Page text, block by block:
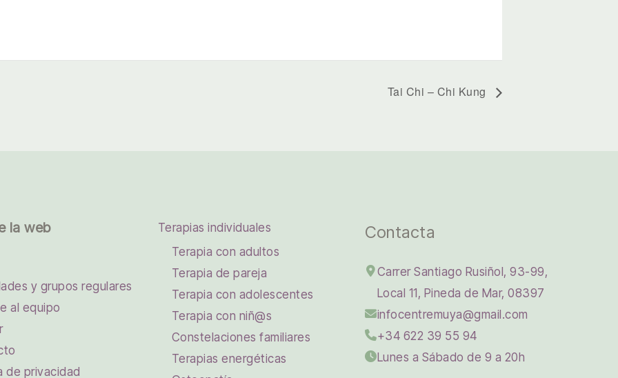
Tai Chi – Chi Kung
la web
y grupos regulares
al equipo
de privacidad
Terapias individuales
Terapia con adultos
Terapia de pareja
Terapia con adolescentes
Terapia con niñ@s
Constelaciones familiares
Terapias energéticas
Contacta
Carrer Santiago Rusiñol, 93-99,
Local 11, Pineda de Mar, 08397
infocentremuya@gmail.com
+34 622 39 55 94
Lunes a Sábado de 9 a 20h